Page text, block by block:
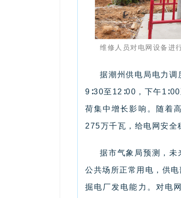
维修人员对电网设备进
据潮州供电局电力
9∶30至12∶00，下午
荷集中增长影响。随着
275万千瓦，给电网安全
据市气象局预测，
公共场所正常用电，供
掘电厂发电能力。对电